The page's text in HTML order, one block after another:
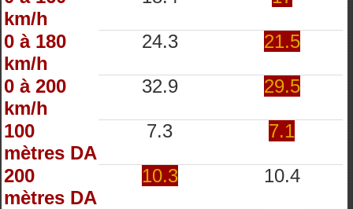
km/h
0 à 180
km/h
24.3 21.5
0 à 200
km/h
32.9 29.5
100
mètres DA
7.3 7.1
200
mètres DA
10.3 10.4